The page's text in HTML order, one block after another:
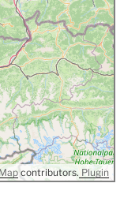
contributors.Plugin